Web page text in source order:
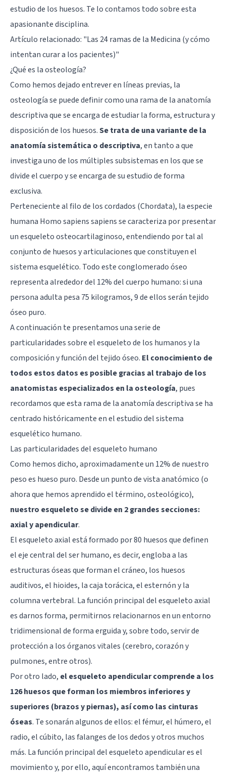
estudio de los huesos. Te lo contamos todo sobre esta
apasionante disciplina.
Artículo relacionado: "Las 24 ramas de la Medicina (y cómo
intentan curar a los pacientes)"
¿Qué es la osteología?
Como hemos dejado entrever en líneas previas, la
osteología se puede definir como una rama de la anatomía
descriptiva que se encarga de estudiar la forma, estructura y
disposición de los huesos.Se trata de una variante de la
anatomía sistemática o descriptiva, en tanto a que
investiga uno de los múltiples subsistemas en los que se
divide el cuerpo y se encarga de su estudio de forma
exclusiva.
Perteneciente al filo de los cordados (Chordata), la especie
humana Homo sapiens sapiens se caracteriza por presentar
un esqueleto osteocartilaginoso, entendiendo por tal al
conjunto de huesos y articulaciones que constituyen el
sistema esquelético. Todo este conglomerado óseo
representa alrededor del 12% del cuerpo humano: si una
persona adulta pesa 75 kilogramos, 9 de ellos serán tejido
óseo puro.
A continuación te presentamos una serie de
particularidades sobre el esqueleto de los humanos y la
composición y función del tejido óseo. El conocimiento de
todos estos datos es posible gracias al trabajo de los
anatomistas especializados en la osteología, pues
recordamos que esta rama de la anatomía descriptiva se ha
centrado históricamente en el estudio del sistema
esquelético humano.
Las particularidades del esqueleto humano
Como hemos dicho, aproximadamente un 12% de nuestro
peso es hueso puro. Desde un punto de vista anatómico (o
ahora que hemos aprendido el término, osteológico),
nuestro esqueleto se divide en 2 grandes secciones:
axial y apendicular.
El esqueleto axial está formado por 80 huesos que definen
el eje central del ser humano, es decir, engloba a las
estructuras óseas que forman el cráneo, los huesos
auditivos, el hioides, la caja torácica, el esternón y la
columna vertebral. La función principal del esqueleto axial
es darnos forma, permitirnos relacionarnos en un entorno
tridimensional de forma erguida y, sobre todo, servir de
protección a los órganos vitales (cerebro, corazón y
pulmones, entre otros).
Por otro lado, el esqueleto apendicular comprende a los
126 huesos que forman los miembros inferiores y
superiores (brazos y piernas), así como las cinturas
óseas. Te sonarán algunos de ellos: el fémur, el húmero, el
radio, el cúbito, las falanges de los dedos y otros muchos
más. La función principal del esqueleto apendicular es el
movimiento y, por ello, aquí encontramos también una